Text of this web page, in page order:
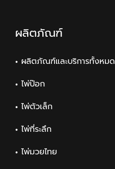
ผลิตภัณฑ์
ผลิตภัณฑ์และบริการทั้งหมด
ไพ่ป๊อก
ไพ่ตัวเล็ก
ไพ่ที่ระลึก
ไพ่มวยไทย